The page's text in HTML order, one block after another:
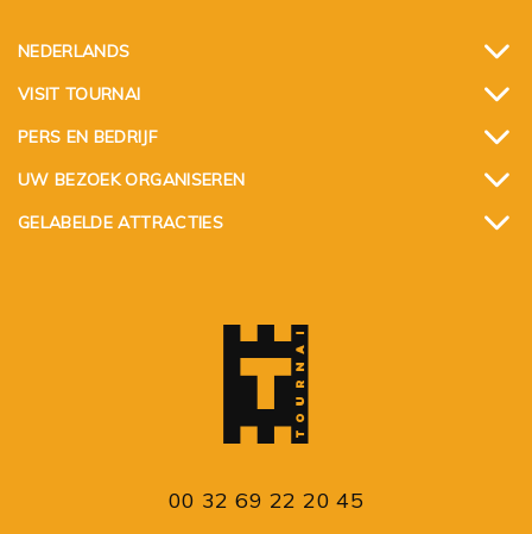
NEDERLANDS
VISIT TOURNAI
PERS EN BEDRIJF
UW BEZOEK ORGANISEREN
GELABELDE ATTRACTIES
00 32 69 22 20 45